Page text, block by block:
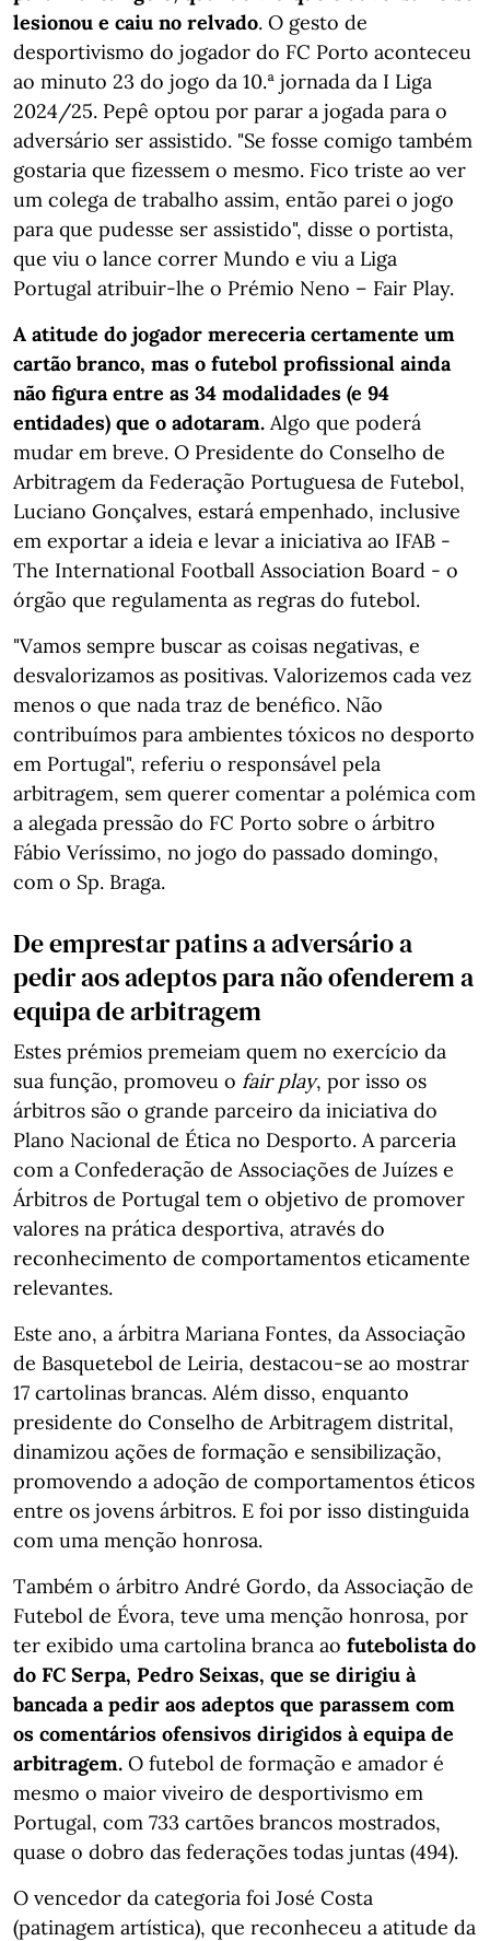
lesionou e caiu no relvado. O gesto de
desportivismo do jogador do FC Porto aconteceu
ao minuto 23 do jogo da 10.ª jornada da I Liga
2024/25. Pepê optou por parar a jogada para o
adversário ser assistido. "Se fosse comigo também
gostaria que fizessem o mesmo. Fico triste ao ver
um colega de trabalho assim, então parei o jogo
para que pudesse ser assistido", disse o portista,
que viu o lance correr Mundo e viu a Liga
Portugal atribuir-lhe o Prémio Neno – Fair Play.
A atitude do jogador mereceria certamente um
cartão branco, mas o futebol profissional ainda
não figura entre as 34 modalidades (e 94
entidades) que o adotaram. Algo que poderá
mudar em breve. O Presidente do Conselho de
Arbitragem da Federação Portuguesa de Futebol,
Luciano Gonçalves, estará empenhado, inclusive
em exportar a ideia e levar a iniciativa ao IFAB -
The International Football Association Board - o
órgão que regulamenta as regras do futebol.
"Vamos sempre buscar as coisas negativas, e
desvalorizamos as positivas. Valorizemos cada vez
menos o que nada traz de benéfico. Não
contribuímos para ambientes tóxicos no desporto
em Portugal", referiu o responsável pela
arbitragem, sem querer comentar a polémica com
a alegada pressão do FC Porto sobre o árbitro
Fábio Veríssimo, no jogo do passado domingo,
com o Sp. Braga.
De emprestar patins a adversário a
pedir aos adeptos para não ofenderem a
equipa de arbitragem
Estes prémios premeiam quem no exercício da
sua função, promoveu o fair play, por isso os
árbitros são o grande parceiro da iniciativa do
Plano Nacional de Ética no Desporto. A parceria
com a Confederação de Associações de Juízes e
Árbitros de Portugal tem o objetivo de promover
valores na prática desportiva, através do
reconhecimento de comportamentos eticamente
relevantes.
Este ano, a árbitra Mariana Fontes, da Associação
de Basquetebol de Leiria, destacou-se ao mostrar
17 cartolinas brancas. Além disso, enquanto
presidente do Conselho de Arbitragem distrital,
dinamizou ações de formação e sensibilização,
promovendo a adoção de comportamentos éticos
entre os jovens árbitros. E foi por isso distinguida
com uma menção honrosa.
Também o árbitro André Gordo, da Associação de
Futebol de Évora, teve uma menção honrosa, por
ter exibido uma cartolina branca ao futebolista do
do FC Serpa, Pedro Seixas, que se dirigiu à
bancada a pedir aos adeptos que parassem com
os comentários ofensivos dirigidos à equipa de
arbitragem. O futebol de formação e amador é
mesmo o maior viveiro de desportivismo em
Portugal, com 733 cartões brancos mostrados,
quase o dobro das federações todas juntas (494).
O vencedor da categoria foi José Costa
(patinagem artística), que reconheceu a atitude da